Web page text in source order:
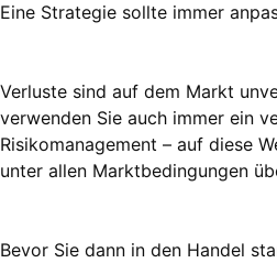
Eine Strategie sollte immer
Verluste sind auf dem Markt
verwenden Sie auch immer ein
Risikomanagement – auf diese
unter allen Marktbedingungen
Bevor Sie dann in den Handel